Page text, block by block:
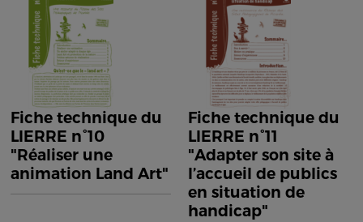
Fiche technique du
LIERRE n°10
"Réaliser une
animation Land Art"
Fiche technique du
LIERRE n°11
"Adapter son site à
l’accueil de publics
en situation de
handicap"